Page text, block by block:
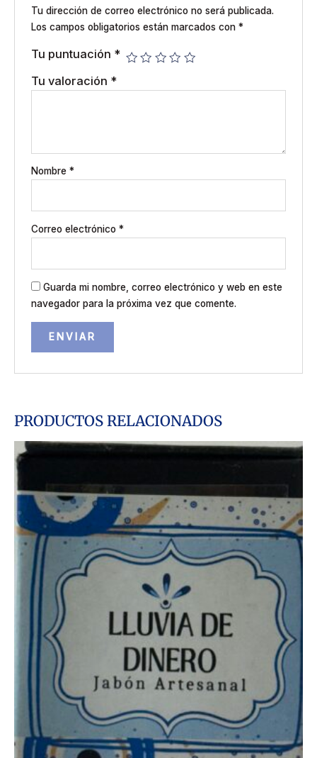
Tu dirección de correo electrónico no será publicada.
Los campos obligatorios están marcados con *
Tu puntuación *
Tu valoración *
Nombre *
Correo electrónico *
Guarda mi nombre, correo electrónico y web en este
navegador para la próxima vez que comente.
PRODUCTOS RELACIONADOS